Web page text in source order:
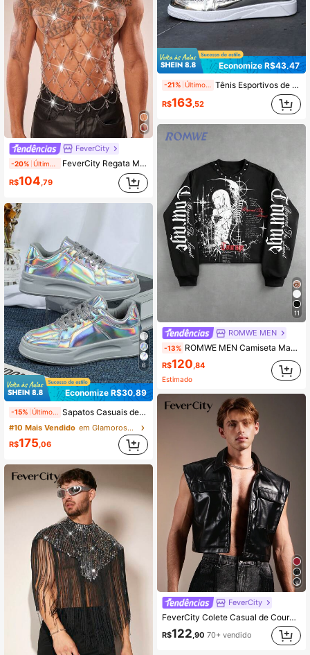
FeverCity
-20% FeverCity Regata Masculina Fashionable Sexy Sem Mangas Decotada Nas Costas Com Corrente Brilhante
R$104,79
6
Economize R$30,89
-15% Sapatos Casuais de Couro com Espelho Prateado Brilhante, Sola Grossa Cinza Resistente à Sujeira com Amortecimento, Sapatos Esportivos de Caminhada para Casal em Festa de Natal, Presente de Ano Novo Feriado Sapatos de Skate Masculinos (Para Palma Larga, Recomenda-se Aumentar um Tamanho)
#10 Mais Vendido
em Glamoroso Tênis Masculino
R$175 ,06
Economize R$43,47
-21% Tênis Esportivos de Cano Alto com Glitter e Enfeites de Strass, Calçado Casual de Fitness Unissex
R$163 ,52
11
ROMWE MEN
-13% ROMWE MEN Camiseta Masculina de Manga Longa com Estampa de Personagem de Anime e Decoração de Rebites, Ajuste Solto
R$120 ,84
Estimado
FeverCity
FeverCity Colete Casual de Couro PU de Cor Sólida com Bolsos, Outono Inverno
R$122,90 70+ vendido